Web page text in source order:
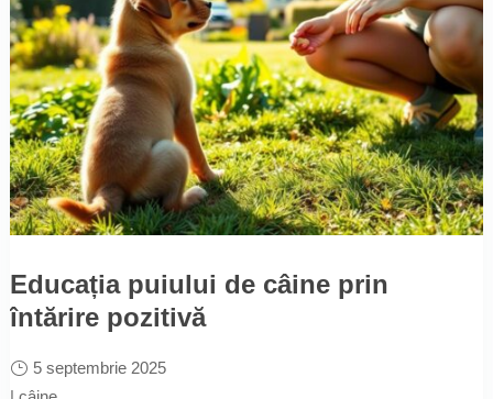
Educația puiului de câine prin
întărire pozitivă
5 septembrie 2025